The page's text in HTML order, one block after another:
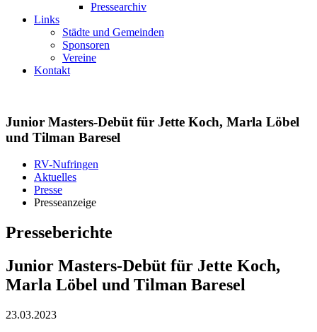
Pressearchiv
Links
Städte und Gemeinden
Sponsoren
Vereine
Kontakt
Junior Masters-Debüt für Jette Koch, Marla Löbel
und Tilman Baresel
RV-Nufringen
Aktuelles
Presse
Presseanzeige
Presseberichte
Junior Masters-Debüt für Jette Koch,
Marla Löbel und Tilman Baresel
23.03.2023